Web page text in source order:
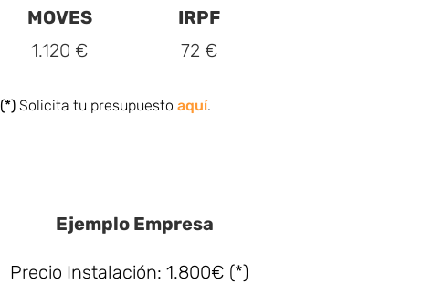
MOVES
1.120 €
IRPF
72 €
(*) Solicita tu presupuesto aquí.
Ejemplo Empresa
Precio Instalación: 1.800€ (*)